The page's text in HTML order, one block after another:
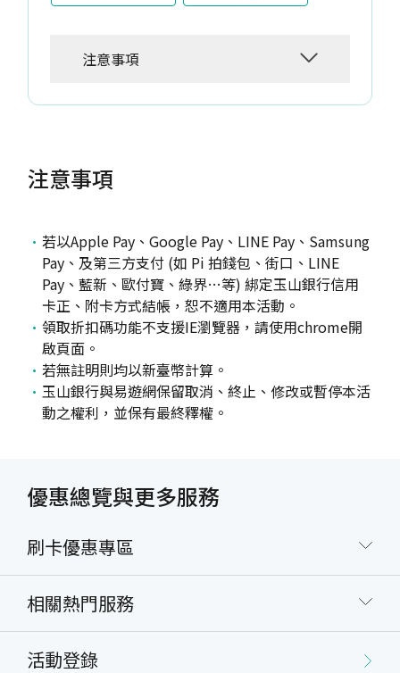
注意事項
注意事項
若以Apple Pay、Google Pay、LINE Pay、Samsung
Pay、及第三方支付 (如 Pi 拍錢包、街口、LINE
Pay、藍新、歐付寶、綠界…等) 綁定玉山銀行信用
卡正、附卡方式結帳，恕不適用本活動。
領取折扣碼功能不支援IE瀏覽器，請使用chrome開
啟頁面。
若無註明則均以新臺幣計算。
玉山銀行與易遊網保留取消、終止、修改或暫停本活
動之權利，並保有最終釋權。
優惠總覽與更多服務
刷卡優惠專區
相關熱門服務
活動登錄